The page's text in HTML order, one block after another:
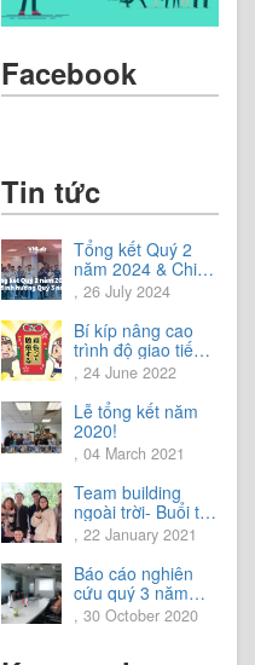
Facebook
Tin tức
Tổng kết Quý 2
năm 2024 & Chia
sẻ định hướng
Quý 3 năm 2024
, 26 July 2024
Bí kíp nâng cao
trình độ giao tiếp
tiếng Nhật.
, 24 June 2022
Lễ tổng kết năm
2020!
, 04 March 2021
Team building
ngoài trời- Buổi trải
nghiệm tuyệt vời.
, 22 January 2021
Báo cáo nghiên
cứu quý 3 năm
2020
, 30 October 2020